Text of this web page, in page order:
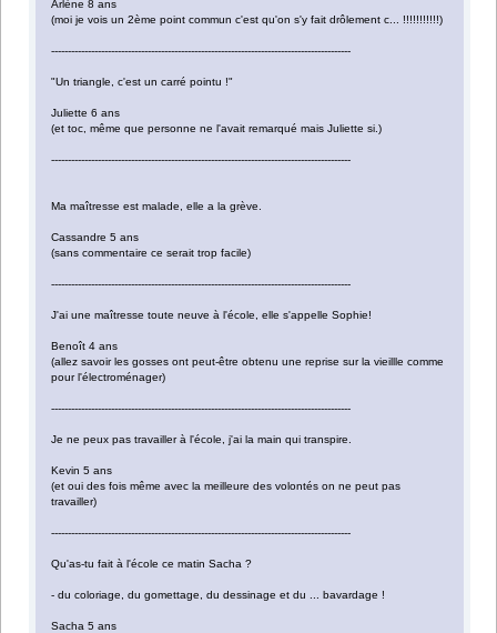
Arlène 8 ans
(moi je vois un 2ème point commun c'est qu'on s'y fait drôlement c... !!!!!!!!!!!)
------------------------------------------------------------------------------------------
"Un triangle, c'est un carré pointu !"
Juliette 6 ans
(et toc, même que personne ne l'avait remarqué mais Juliette si.)
------------------------------------------------------------------------------------------
Ma maîtresse est malade, elle a la grève.
Cassandre 5 ans
(sans commentaire ce serait trop facile)
------------------------------------------------------------------------------------------
J'ai une maîtresse toute neuve à l'école, elle s'appelle Sophie!
Benoît 4 ans
(allez savoir les gosses ont peut-être obtenu une reprise sur la vieillle comme
pour l'électroménager)
------------------------------------------------------------------------------------------
Je ne peux pas travailler à l'école, j'ai la main qui transpire.
Kevin 5 ans
(et oui des fois même avec la meilleure des volontés on ne peut pas
travailler)
------------------------------------------------------------------------------------------
Qu'as-tu fait à l'école ce matin Sacha ?
- du coloriage, du gomettage, du dessinage et du ... bavardage !
Sacha 5 ans